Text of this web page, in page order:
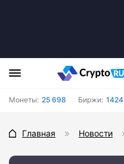
Монеты: 25 698 Биржи: 1424
Главная Новости